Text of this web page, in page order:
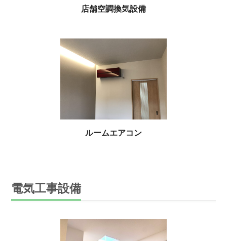
店舗空調換気設備
ルームエアコン
電気工事設備